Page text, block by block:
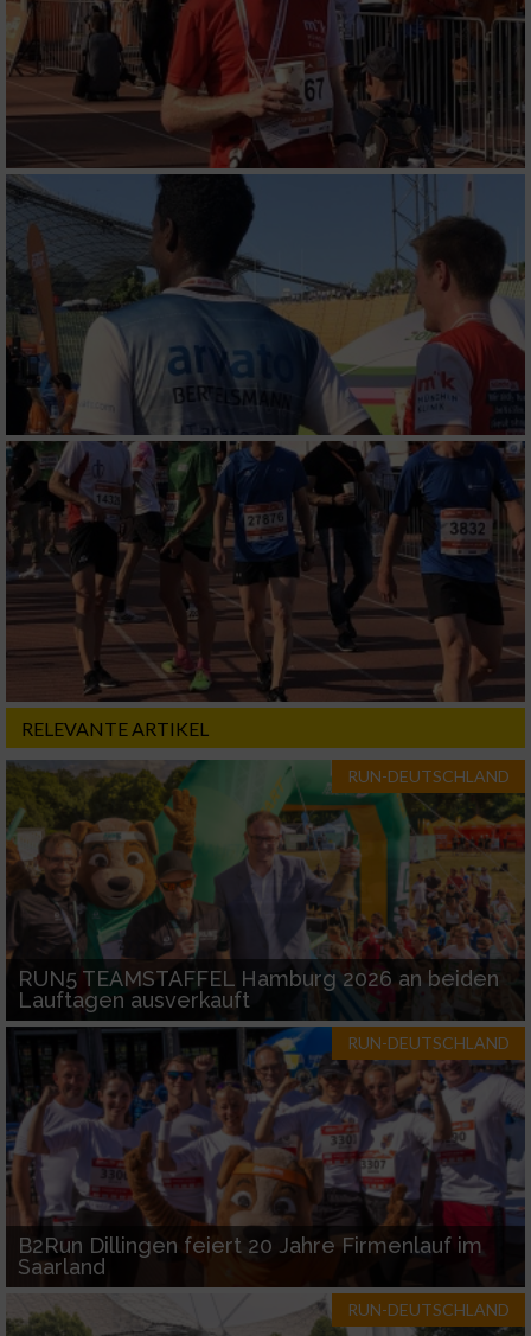
RELEVANTE ARTIKEL
RUN-DEUTSCHLAND
RUN5 TEAMSTAFFEL Hamburg 2026 an beiden
Lauftagen ausverkauft
RUN-DEUTSCHLAND
B2Run Dillingen feiert 20 Jahre Firmenlauf im
Saarland
RUN-DEUTSCHLAND